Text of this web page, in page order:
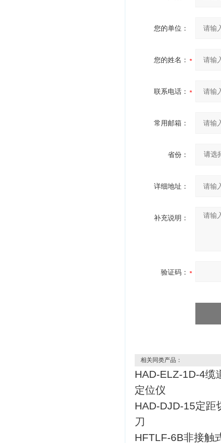
您的单位：
您的姓名：
联系电话：
常用邮箱：
省份：
详细地址：
补充说明：
验证码：
相关同类产品：
HAD-ELZ-1D-4缆
定位仪
HAD-DJD-15定距
刀
HFTLF-6B非接触